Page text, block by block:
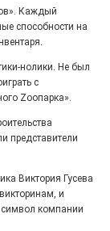
0
Каждый
способности на
нолики. Не был
с
Zоопарка».
представители
Виктория Гусева
и
компании